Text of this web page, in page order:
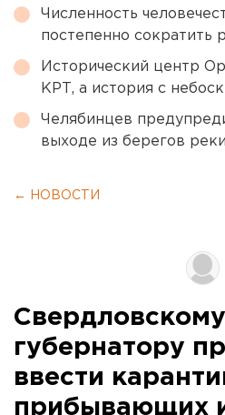
Численность
постепенно сократить
Исторический центр
КРТ, а история с
Челябинцев
выходе из берегов
← НОВОСТИ
Свердловскому
губернатору
ввести
прибывающих